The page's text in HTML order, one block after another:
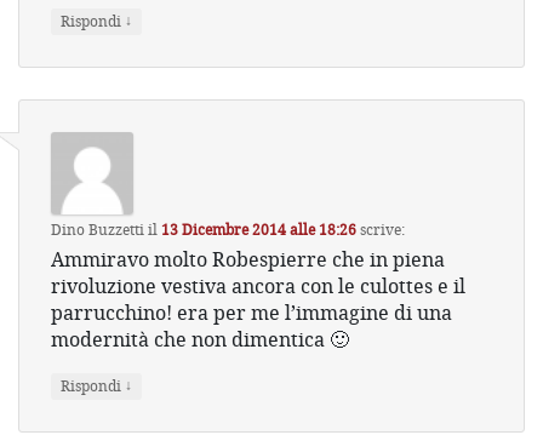
Rispondi ↓
Dino Buzzettiil13 Dicembre 2014 alle 18:26scrive:
Ammiravo molto Robespierre che in piena
rivoluzione vestiva ancora con le culottes e il
parrucchino! era per me l’immagine di una
modernità che non dimentica 🙂
Rispondi ↓